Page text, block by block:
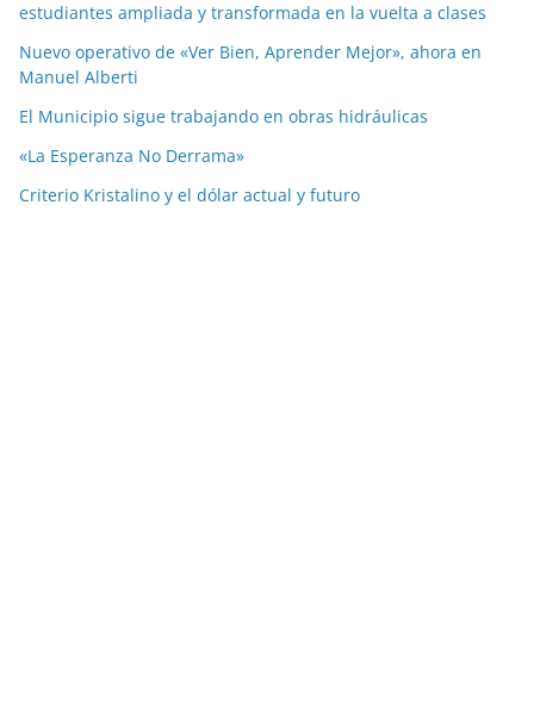
estudiantes ampliada y transformada en la vuelta a clases
Nuevo operativo de «Ver Bien, Aprender Mejor», ahora en
Manuel Alberti
El Municipio sigue trabajando en obras hidráulicas
«La Esperanza No Derrama»
Criterio Kristalino y el dólar actual y futuro